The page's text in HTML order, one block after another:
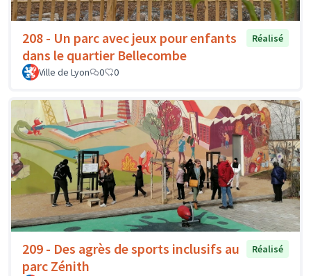
208 - Un parc avec jeux pour enfants
dans le quartier Bellecombe
Réalisé
Ville de Lyon 0 0
209 - Des agrès de sports inclusifs au
parc Zénith
Réalisé